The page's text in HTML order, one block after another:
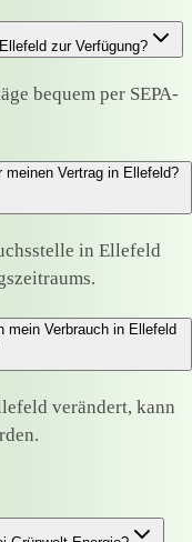
zur Verfügung?
bequem per SEPA-
Vertrag in Ellefeld?
in Ellefeld
mein Verbrauch in Ellefeld
verändert, kann